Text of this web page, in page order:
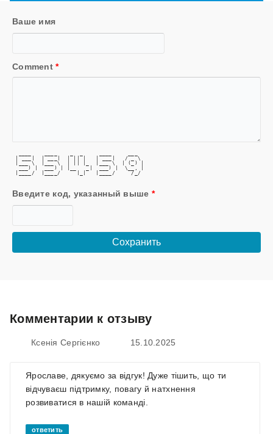
Ваше имя
Comment*
| ___|  | ___|  | || |   | ___|   / _ \
|___ \  |___ \  | || |_  |___ \  | (_) |
  ___) |  ___) | |__   _|  ___) |  \__, |
|____/  |____/     |_|   |____/     /_/
Введите код, указанный выше *
Комментарии к отзыву
Ксенія Сергієнко 15.10.2025
Ярославе, дякуємо за відгук! Дуже тішить, що ти
відчуваєш підтримку, повагу й натхнення
розвиватися в нашій команді.
ответить